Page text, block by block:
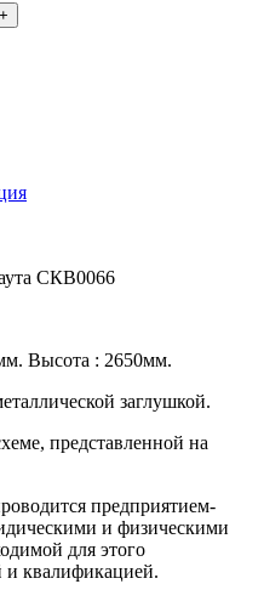
+
СКВ0066
Высота : 2650мм.
заглушкой.
представленной на
предприятием-
и физическими
для этого
и квалификацией.